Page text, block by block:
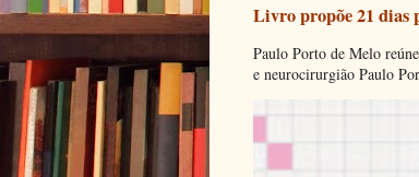
Livro propõe 21 dias
Paulo Porto de Melo
e neurocirurgião Paulo